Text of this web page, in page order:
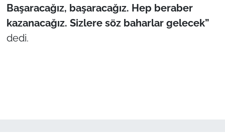
Başaracağız, başaracağız. Hep beraber
kazanacağız. Sizlere söz baharlar gelecek”
dedi.